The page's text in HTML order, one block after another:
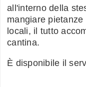
all'interno della
mangiare
locali, il tutto
cantina.
È disponibile il